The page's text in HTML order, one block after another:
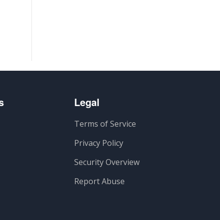
Legal
Terms of Service
Privacy Policy
Security Overview
Report Abuse